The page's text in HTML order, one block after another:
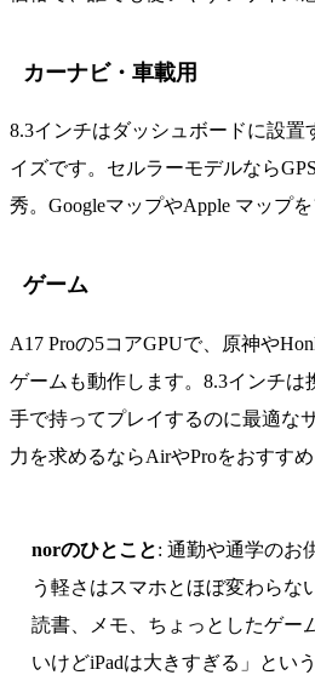
カーナビ・車載用
8.3インチはダッシュボードに設置
イズです。セルラーモデルなら
秀。GoogleマップやApple マップ
ゲーム
A17 Proの5コアGPUで、原神や
ゲームも動作します。8.3インチは
手で持ってプレイするのに最適な
力を求めるならAirやProをおすすめ
norのひとこと: 通勤や通学のお
う軽さはスマホとほぼ変わらな
読書、メモ、ちょっとしたゲー
いけどiPadは大きすぎる」とい